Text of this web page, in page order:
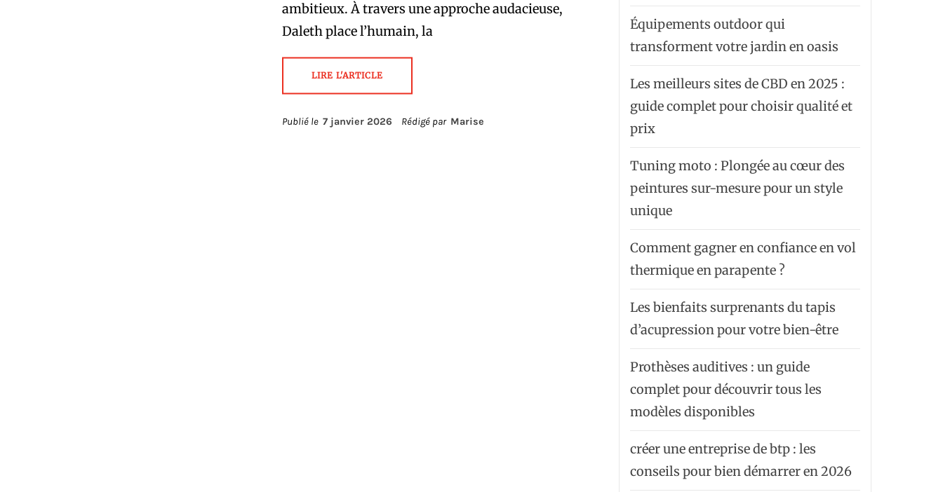
ambitieux. À travers une approche audacieuse,
Daleth place l’humain, la
LIRE L'ARTICLE
Publié le 7 janvier 2026 Rédigé par Marise
Équipements outdoor qui
transforment votre jardin en oasis
Les meilleurs sites de CBD en 2025 :
guide complet pour choisir qualité et
prix
Tuning moto : Plongée au cœur des
peintures sur-mesure pour un style
unique
Comment gagner en confiance en vol
thermique en parapente ?
Les bienfaits surprenants du tapis
d’acupression pour votre bien-être
Prothèses auditives : un guide
complet pour découvrir tous les
modèles disponibles
créer une entreprise de btp : les
conseils pour bien démarrer en 2026